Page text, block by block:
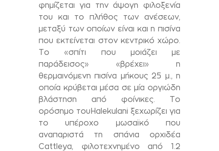
φημίζεται για την άψογη φιλοξενία
του και το πλήθος των ανέσεων,
μεταξύ των οποίων είναι και η πισίνα
που εκτείνεται στον κεντρικό χώρο.
Το «σπίτι που μοιάζει με
παράδεισος» «βρέχει» η
θερμαινόμενη πισίνα μήκους 25 μ., η
οποία κρύβεται μέσα σε μία οργιώδη
βλάστηση από φοίνικες. Το
ορόσημο του Halekulani ξεχωρίζει για
το υπέροχο μωσαϊκό που
αναπαριστά τη σπάνια ορχιδέα
Cattleya, φιλοτεχνημένο από 1.2